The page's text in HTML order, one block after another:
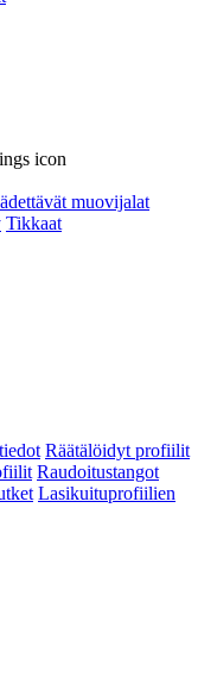
muovijalat
Tikkaat
Räätälöidyt profiilit
Raudoitustangot
Lasikuituprofiilien